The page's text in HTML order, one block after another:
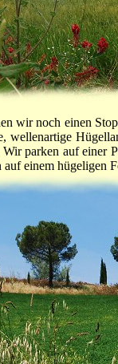
wir noch einen
wellenartige
parken auf einer
einem hügeligen